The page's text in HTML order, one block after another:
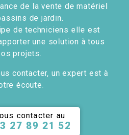
de la vente de matériel
de jardin.
de techniciens elle est
une solution à tous
projets.
contacter, un expert est à
écoute.
contacter au
27 89 21 52